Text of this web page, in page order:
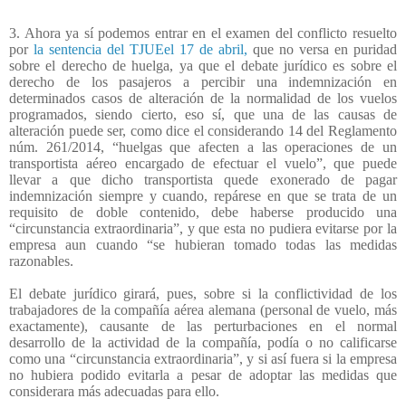
3. Ahora ya sí podemos entrar en el examen del conflicto resuelto
por la sentencia del TJUEel 17 de abril, que no versa en puridad
sobre el derecho de huelga, ya que el debate jurídico es sobre el
derecho de los pasajeros a percibir una indemnización en
determinados casos de alteración de la normalidad de los vuelos
programados, siendo cierto, eso sí, que una de las causas de
alteración puede ser, como dice el considerando 14 del Reglamento
núm. 261/2014, “huelgas que afecten a las operaciones de un
transportista aéreo encargado de efectuar el vuelo”, que puede
llevar a que dicho transportista quede exonerado de pagar
indemnización siempre y cuando, repárese en que se trata de un
requisito de doble contenido, debe haberse producido una
“circunstancia extraordinaria”, y que esta no pudiera evitarse por la
empresa aun cuando “se hubieran tomado todas las medidas
razonables.
El debate jurídico girará, pues, sobre si la conflictividad de los
trabajadores de la compañía aérea alemana (personal de vuelo, más
exactamente), causante de las perturbaciones en el normal
desarrollo de la actividad de la compañía, podía o no calificarse
como una “circunstancia extraordinaria”, y si así fuera si la empresa
no hubiera podido evitarla a pesar de adoptar las medidas que
considerara más adecuadas para ello.